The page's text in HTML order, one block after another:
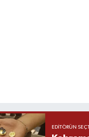
EDITÖRÜN